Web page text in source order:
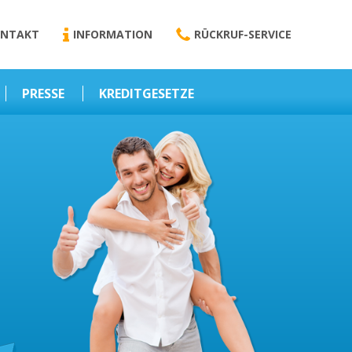
INFORMATION RÜCKRUF-SERVICE
PRESSE
Wirtschaft – Finanzen
KREDITGESETZE
Vermittlungsvertrag
Schriftform
Darlehensvermittlung
Nebenentgelte
Kreditvermittlung
Abweichende
Vereinbarung
Erlaubnis zur
Kreditvermittlung